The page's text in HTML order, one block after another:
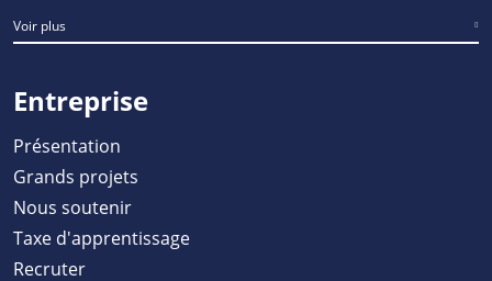
Voir plus
Entreprise
Présentation
Grands projets
Nous soutenir
Taxe d'apprentissage
Recruter